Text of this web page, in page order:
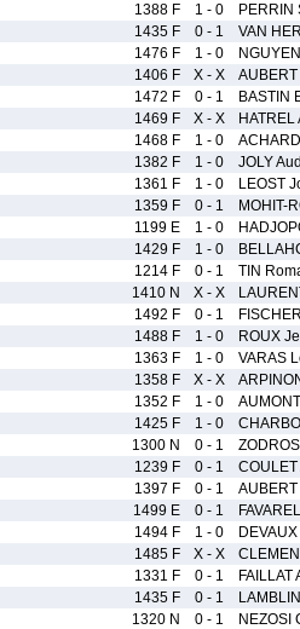
1388 F 1 - 0 PERRIN
1435 F 0 - 1 VAN
1476 F 1 - 0
1406 F X - X AUBERT
1472 F 0 - 1 BASTIN
1469 F X - X HATREL
1468 F 1 - 0
1382 F 1 - 0 JOLY
1361 F 1 - 0 LEOST
1359 F 0 - 1 MOHIT-
1199 E 1 - 0
1429 F 1 - 0
1214 F 0 - 1 TIN
1410 N X - X
1492 F 0 - 1
1488 F 1 - 0 ROUX
1363 F 1 - 0 VARAS
1358 F X - X
1352 F 1 - 0
1425 F 1 - 0
1300 N 0 - 1
1239 F 0 - 1 COULET
1397 F 0 - 1
1499 E 0 - 1
1494 F 1 - 0
1485 F X - X
1331 F 0 - 1 FAILLAT
1435 F 0 - 1
1320 N 0 - 1 NEZOSI